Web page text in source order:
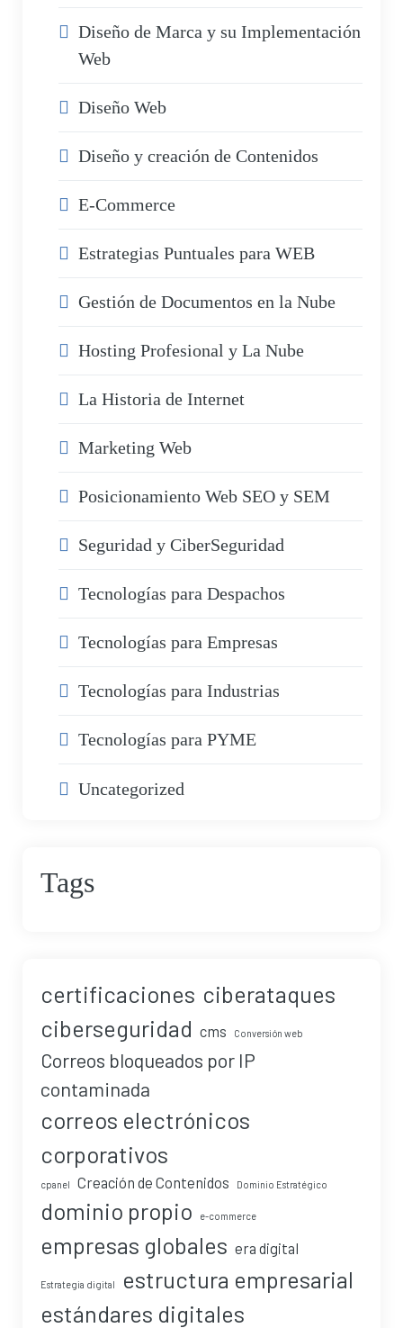
Diseño de Marca y su Implementación
Web
Diseño Web
Diseño y creación de Contenidos
E-Commerce
Estrategias Puntuales para WEB
Gestión de Documentos en la Nube
Hosting Profesional y La Nube
La Historia de Internet
Marketing Web
Posicionamiento Web SEO y SEM
Seguridad y CiberSeguridad
Tecnologías para Despachos
Tecnologías para Empresas
Tecnologías para Industrias
Tecnologías para PYME
Uncategorized
Tags
certificaciones ciberataques
ciberseguridad cms Conversión web
Correos bloqueados por IP
contaminada
correos electrónicos
corporativos
cpanel Creación de Contenidos Dominio Estratégico
dominio propio e-commerce
empresas globales era digital
Estrategia digital
estructura empresarial
estándares digitales